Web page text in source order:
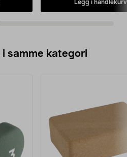
Legg i handlekurv
i samme kategori